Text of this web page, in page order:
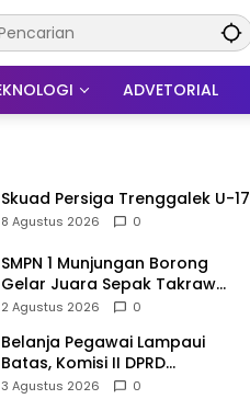
ADVETORIAL
Skuad Persiga Trenggalek U-17
8 Agustus 2026 0
SMPN 1 Munjungan Borong
Gelar Juara Sepak Takraw
PHBN Trenggalek 2026, Jadi
2 Agustus 2026 0
Belanja Pegawai Lampaui
Batas, Komisi II DPRD
Trenggalek Nilai Pemda Salah
3 Agustus 2026 0